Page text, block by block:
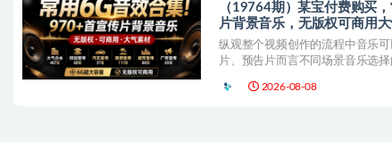
（19764期）某宝付费购买
片背景音乐，无版权可商用
纵观整个视频创作的流程中音乐
片、预告片而言不同场景音乐选择
2026-08-08